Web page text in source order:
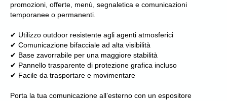
promozioni, offerte, menù, segnaletica e comunicazioni
temporanee o permanenti.
✔ Utilizzo outdoor resistente agli agenti atmosferici
✔ Comunicazione bifacciale ad alta visibilità
✔ Base zavorrabile per una maggiore stabilità
✔ Pannello trasparente di protezione grafica incluso
✔ Facile da trasportare e movimentare
Porta la tua comunicazione all’esterno con un espositore